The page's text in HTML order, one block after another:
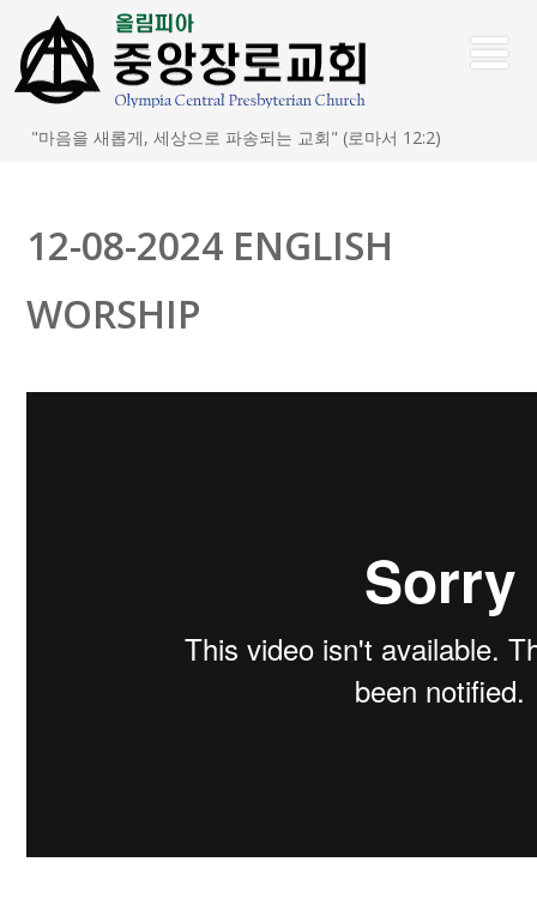
"마음을 새롭게, 세상으로 파송되는 교회" (로마서 12:2)
12-08-2024 ENGLISH
WORSHIP